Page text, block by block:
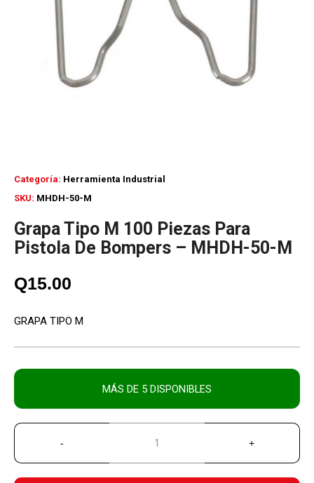
SKU: MHDH-50-M
Categoría: Herramienta Industrial
Grapa Tipo M 100 Piezas Para
Pistola De Bompers – MHDH-50-M
Q15.00
GRAPA TIPO M
MÁS DE 5 DISPONIBLES